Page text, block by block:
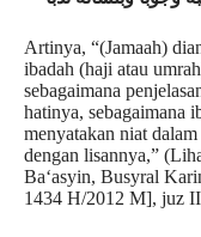
Artinya, “(Jamaah)
ibadah (haji atau
sebagaimana
hatinya, sebagaimana
menyatakan niat
dengan lisannya,”
Ba‘asyin, Busyral
1434 H/2012 M], juz